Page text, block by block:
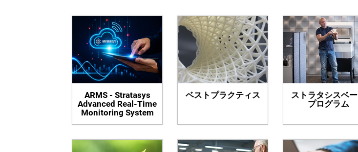
ARMS - Stratasys
Advanced Real-Time
Monitoring System
ベストプラクティス
ストラタシスベ
プログラム